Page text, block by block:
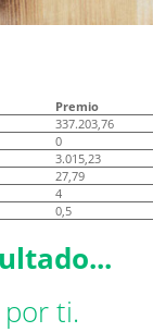
Premio
337.203,76
0
3.015,23
27,79
4
0,5
ti.